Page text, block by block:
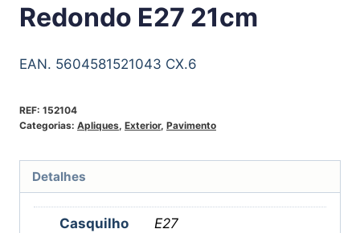
Redondo E27 21cm
EAN. 5604581521043 CX.6
REF: 152104
Categorias: Apliques, Exterior, Pavimento
Detalhes
Casquilho E27